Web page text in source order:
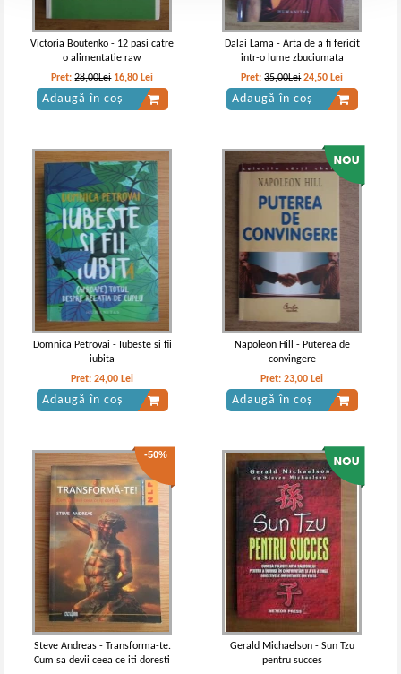
Victoria Boutenko - 12 pasi catre
o alimentatie raw
Pret:28,00Lei 16,80 Lei
Adaugă în coș
Dalai Lama - Arta de a fi fericit
intr-o lume zbuciumata
Pret:35,00Lei 24,50 Lei
Adaugă în coș
Domnica Petrovai - Iubeste si fii
iubita
Pret:24,00 Lei
Adaugă în coș
Napoleon Hill - Puterea de
convingere
Pret:23,00 Lei
Adaugă în coș
-50%
Steve Andreas - Transforma-te.
Cum sa devii ceea ce iti doresti
Gerald Michaelson - Sun Tzu
pentru succes